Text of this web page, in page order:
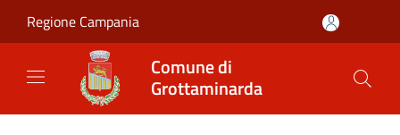
Regione Campania
Comune di
Grottaminarda